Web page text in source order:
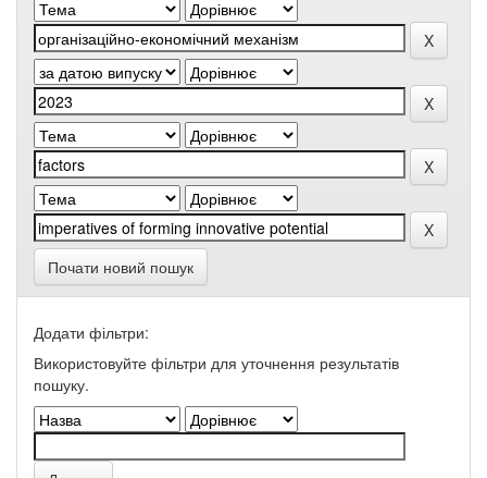
Почати новий пошук
Додати фільтри:
Використовуйте фільтри для уточнення результатів
пошуку.